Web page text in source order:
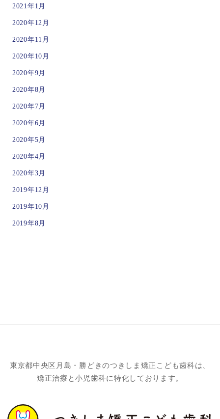
2021年1月
2020年12月
2020年11月
2020年10月
2020年9月
2020年8月
2020年7月
2020年6月
2020年5月
2020年4月
2020年3月
2019年12月
2019年10月
2019年8月
東京都中央区月島・勝どきのつきしま矯正こども歯科は、
矯正治療と小児歯科に特化しております。